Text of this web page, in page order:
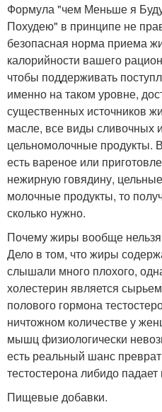
Формула "чем Меньше я
Похудею" в принципе не
безопасная норма приема
калорийности вашего
чтобы поддерживать
именно на таком уровне,
существенных источников
масле, все виды сливочных
цельномолочные продукты.
есть вареное или
нежирную говядину,
молочные продукты, то
сколько нужно.
Почему жиры вообще
Дело в том, что жиры
слышали много плохого,
холестерин является
полового гормона
ничтожном количестве у
мышц физиологически
есть реальный шанс
тестостерона либидо
Пищевые добавки.